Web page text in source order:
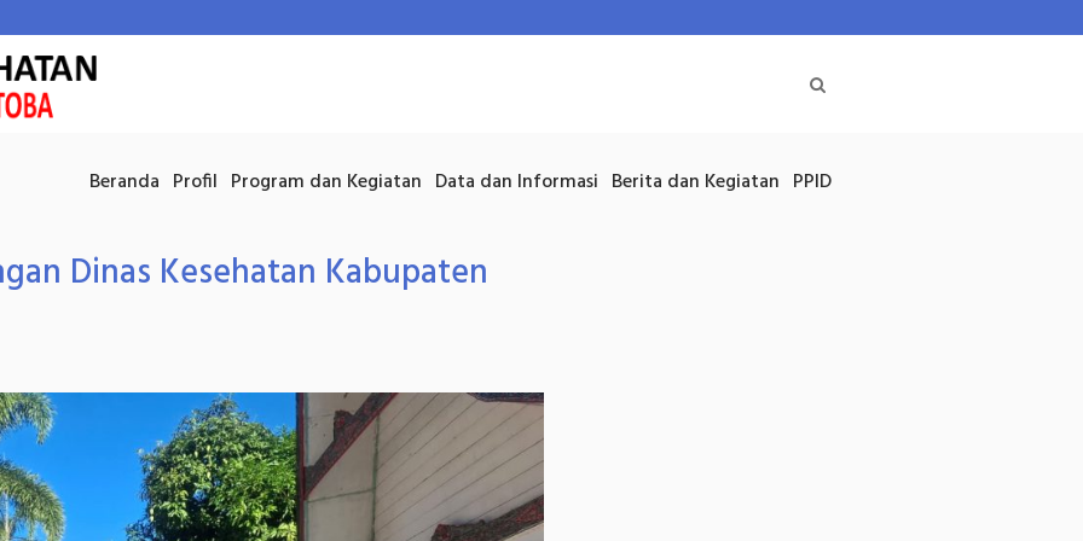
Beranda Profil Program dan Kegiatan Data dan Informasi Berita dan Kegiatan PPID
Dinas Kesehatan Kabupaten